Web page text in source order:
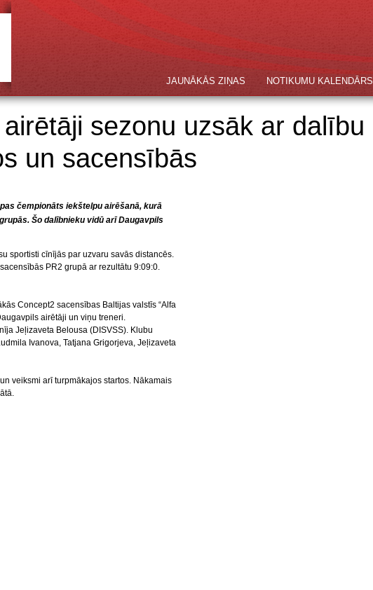
NOTIKUMU KALENDĀRS
JAUNĀKĀS ZIŅAS
sezonu uzsāk ar dalību
un sacensībās
čempionāts iekštelpu airēšanā, kurā
Šo dalībnieku vidū arī Daugavpils
sportisti cīnījās par uzvaru savās distancēs.
PR2 grupā ar rezultātu 9:09:0.
Concept2 sacensības Baltijas valstīs “Alfa
airētāji un viņu treneri.
Jeļizaveta Belousa (DISVSS). Klubu
Ivanova, Tatjana Grigorjeva, Jeļizaveta
veiksmi arī turpmākajos startos. Nākamais